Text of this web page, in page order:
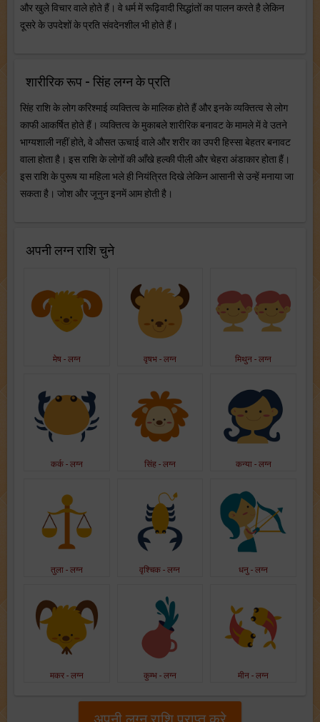
और खुले विचार वाले होते हैं। वे धर्म में रूढ़िवादी सिद्धांतों का पालन करते है लेकिन
दूसरे के उपदेशों के प्रति संवदेनशील भी होते हैं।
शारीरिक रूप - सिंह लग्न के प्रति
सिंह राशि के लोग करिश्माई व्यक्तित्व के मालिक होते हैं और इनके व्यक्तित्व से लोग
काफी आकर्षित होते हैं। व्यक्तित्व के मुकाबले शारीरिक बनावट के मामले में वे उतने
भाग्यशाली नहीं होते, वे औसत ऊचाई वाले और शरीर का उपरी हिस्सा बेहतर बनावट
वाला होता है। इस राशि के लोगों की आँखे हल्की पीली और चेहरा अंडाकार होता हैं।
इस राशि के पुरूष या महिला भले ही नियंत्रित दिखे लेकिन आसानी से उन्हें मनाया जा
सकता है। जोश और जूनुन इनमें आम होती है।
अपनी लग्न राशि चुने
मेष - लग्न वृषभ - लग्न मिथुन - लग्न
कर्क - लग्न सिंह - लग्न कन्या - लग्न
तुला - लग्न वृश्चिक - लग्न धनु - लग्न
मकर - लग्न कुम्भ - लग्न मीन - लग्न